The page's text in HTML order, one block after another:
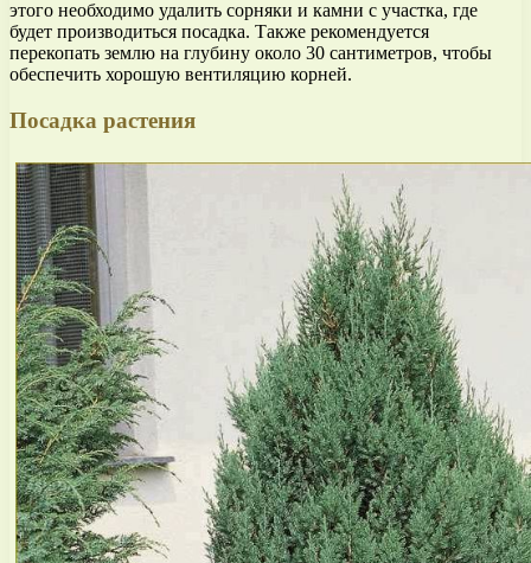
этого необходимо удалить сорняки и камни с участка, где
будет производиться посадка. Также рекомендуется
перекопать землю на глубину около 30 сантиметров, чтобы
обеспечить хорошую вентиляцию корней.
Посадка растения